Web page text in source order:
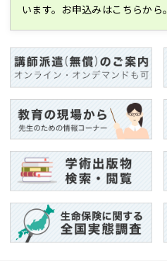
います。お申込みはこちらから。